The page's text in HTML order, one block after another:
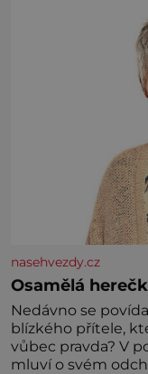
nasehvezdy.cz
Osamělá
Nedávno se
blízkého přítele,
vůbec pravda? V